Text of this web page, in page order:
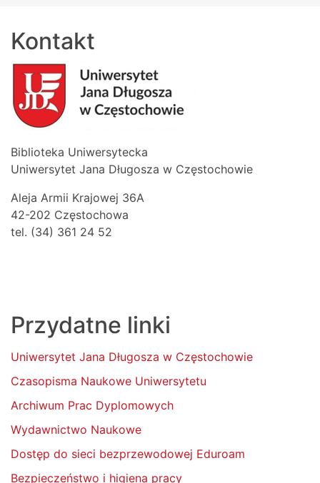
Kontakt
Biblioteka Uniwersytecka
Uniwersytet Jana Długosza w Częstochowie
Aleja Armii Krajowej 36A
42-202 Częstochowa
tel. (34) 361 24 52
Przydatne linki
Uniwersytet Jana Długosza w Częstochowie
Czasopisma Naukowe Uniwersytetu
Archiwum Prac Dyplomowych
Wydawnictwo Naukowe
Dostęp do sieci bezprzewodowej Eduroam
Bezpieczeństwo i higiena pracy